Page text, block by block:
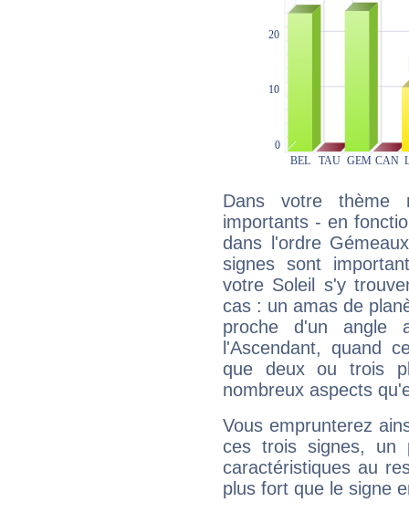
Dans votre thème
importants - en
dans l'ordre
signes sont
votre Soleil s'y
cas : un amas de
proche d'un
l'Ascendant, quand
que deux ou trois
nombreux aspects
Vous emprunterez
ces trois signes, un
caractéristiques au
plus fort que le signe